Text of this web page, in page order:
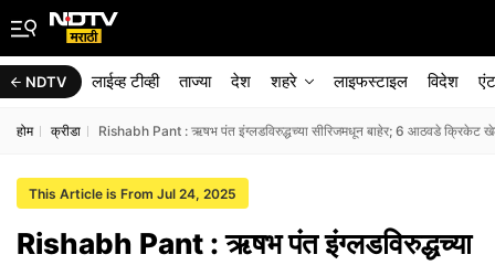
NDTV लाईव्ह टीव्ही ताज्या देश शहरे लाइफस्टाइल विदेश
होम क्रीडा Rishabh Pant : ऋषभ पंत इंग्लडविरुद्धच्या सीरिजमधून बाहेर; 6 आठवडे क्रिकेट
This Article is From Jul 24, 2025
Rishabh Pant : ऋषभ पंत इंग्लडविरुद्धच्या